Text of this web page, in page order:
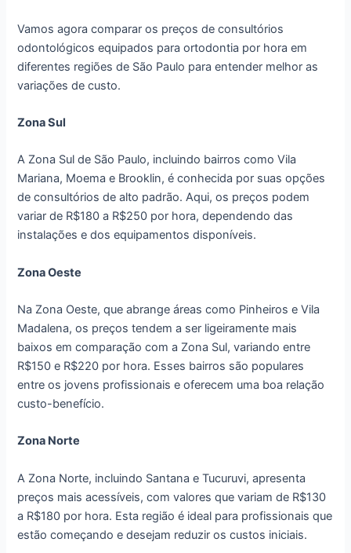
Vamos agora comparar os preços de consultórios
odontológicos equipados para ortodontia por hora em
diferentes regiões de São Paulo para entender melhor as
variações de custo.
Zona Sul
A Zona Sul de São Paulo, incluindo bairros como Vila
Mariana, Moema e Brooklin, é conhecida por suas opções
de consultórios de alto padrão. Aqui, os preços podem
variar de R$180 a R$250 por hora, dependendo das
instalações e dos equipamentos disponíveis.
Zona Oeste
Na Zona Oeste, que abrange áreas como Pinheiros e Vila
Madalena, os preços tendem a ser ligeiramente mais
baixos em comparação com a Zona Sul, variando entre
R$150 e R$220 por hora. Esses bairros são populares
entre os jovens profissionais e oferecem uma boa relação
custo-benefício.
Zona Norte
A Zona Norte, incluindo Santana e Tucuruvi, apresenta
preços mais acessíveis, com valores que variam de R$130
a R$180 por hora. Esta região é ideal para profissionais que
estão começando e desejam reduzir os custos iniciais.